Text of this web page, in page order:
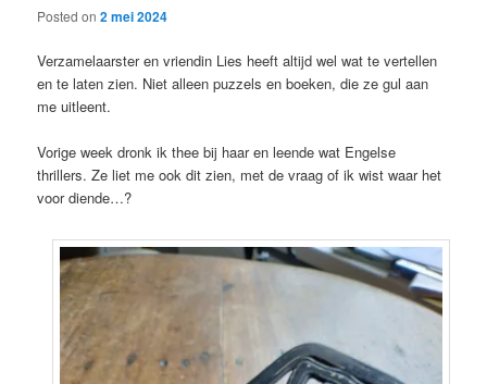
Posted on2 mei 2024
Verzamelaarster en vriendin Lies heeft altijd wel wat te vertellen
en te laten zien. Niet alleen puzzels en boeken, die ze gul aan
me uitleent.
Vorige week dronk ik thee bij haar en leende wat Engelse
thrillers. Ze liet me ook dit zien, met de vraag of ik wist waar het
voor diende…?